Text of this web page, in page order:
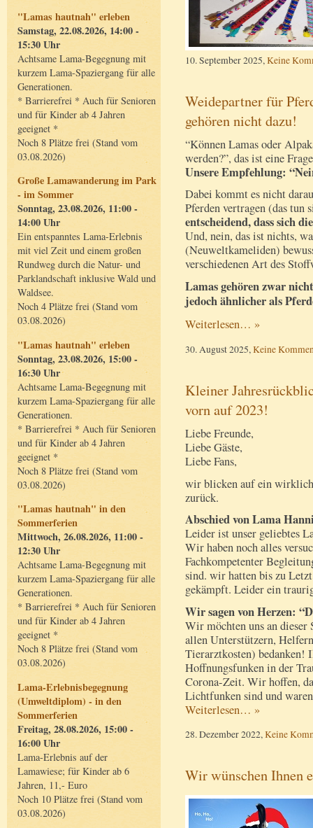
"Lamas hautnah" erleben
Samstag, 22.08.2026, 14:00 -
15:30 Uhr
Achtsame Lama-Begegnung mit
kurzem Lama-Spaziergang für alle
Generationen.
* Barrierefrei * Auch für Senioren
und für Kinder ab 4 Jahren
geeignet *
Noch 8 Plätze frei (Stand vom
03.08.2026)
Große Lamawanderung im Park
- im Sommer
Sonntag, 23.08.2026, 11:00 -
14:00 Uhr
Ein entspanntes Lama-Erlebnis
mit viel Zeit und einem großen
Rundweg durch die Natur- und
Parklandschaft inklusive Wald und
Waldsee.
Noch 4 Plätze frei (Stand vom
03.08.2026)
"Lamas hautnah" erleben
Sonntag, 23.08.2026, 15:00 -
16:30 Uhr
Achtsame Lama-Begegnung mit
kurzem Lama-Spaziergang für alle
Generationen.
* Barrierefrei * Auch für Senioren
und für Kinder ab 4 Jahren
geeignet *
Noch 8 Plätze frei (Stand vom
03.08.2026)
"Lamas hautnah" in den
Sommerferien
Mittwoch, 26.08.2026, 11:00 -
12:30 Uhr
Achtsame Lama-Begegnung mit
kurzem Lama-Spaziergang für alle
Generationen.
* Barrierefrei * Auch für Senioren
und für Kinder ab 4 Jahren
geeignet *
Noch 8 Plätze frei (Stand vom
03.08.2026)
Lama-Erlebnisbegegnung
(Umweltdiplom) - in den
Sommerferien
Freitag, 28.08.2026, 15:00 -
16:00 Uhr
Lama-Erlebnis auf der
Lamawiese; für Kinder ab 6
Jahren, 11,- Euro
Noch 10 Plätze frei (Stand vom
03.08.2026)
10. September 2025,Keine
Weidepartner für
gehören nicht dazu!
“Können Lamas oder
werden?”, das ist eine
Unsere Empfehlung:
Dabei kommt es nicht
Pferden vertragen (das
entscheidend, dass sich
Und, nein, das ist nichts,
(Neuweltkameliden)
verschiedenen Art des
Lamas gehören zwar
jedoch ähnlicher als
Weiterlesen… »
30. August 2025,Keine
Kleiner
vorn auf 2023!
Liebe Freunde,
Liebe Gäste,
Liebe Fans,
wir blicken auf ein wirklich
zurück.
Abschied von Lama
Leider ist unser geliebtes
Wir haben noch alles
Fachkompetenter
sind. wir hatten bis zu
gekämpft. Leider ein
Wir sagen von Herzen:
Wir möchten uns an dieser
allen Unterstützern,
Tierarztkosten)
Hoffnungsfunken in der
Corona-Zeit. Wir hoffen,
Lichtfunken sind und
Weiterlesen… »
28. Dezember 2022,Keine
Wir wünschen Ihnen